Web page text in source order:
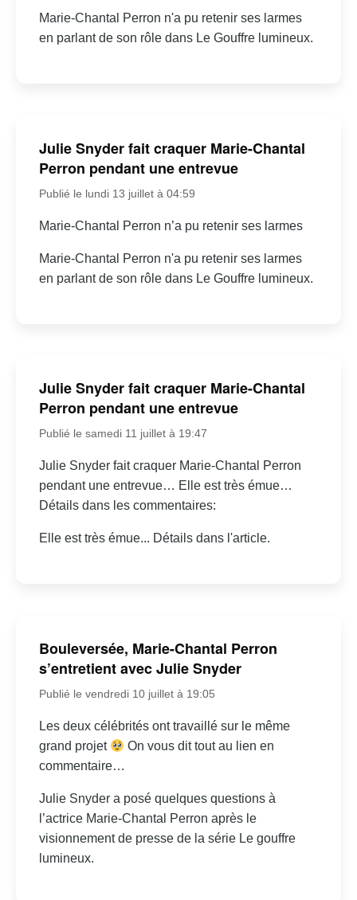
Marie-Chantal Perron n'a pu retenir ses larmes
en parlant de son rôle dans Le Gouffre lumineux.
Julie Snyder fait craquer Marie-Chantal
Perron pendant une entrevue
Publié le lundi 13 juillet à 04:59
Marie-Chantal Perron n’a pu retenir ses larmes
Marie-Chantal Perron n'a pu retenir ses larmes
en parlant de son rôle dans Le Gouffre lumineux.
Julie Snyder fait craquer Marie-Chantal
Perron pendant une entrevue
Publié le samedi 11 juillet à 19:47
Julie Snyder fait craquer Marie-Chantal Perron
pendant une entrevue… Elle est très émue…
Détails dans les commentaires:
Elle est très émue... Détails dans l'article.
Bouleversée, Marie-Chantal Perron
s’entretient avec Julie Snyder
Publié le vendredi 10 juillet à 19:05
Les deux célébrités ont travaillé sur le même
grand projet
On vous dit tout au lien en
commentaire…
Julie Snyder a posé quelques questions à
l’actrice Marie-Chantal Perron après le
visionnement de presse de la série Le gouffre
lumineux.